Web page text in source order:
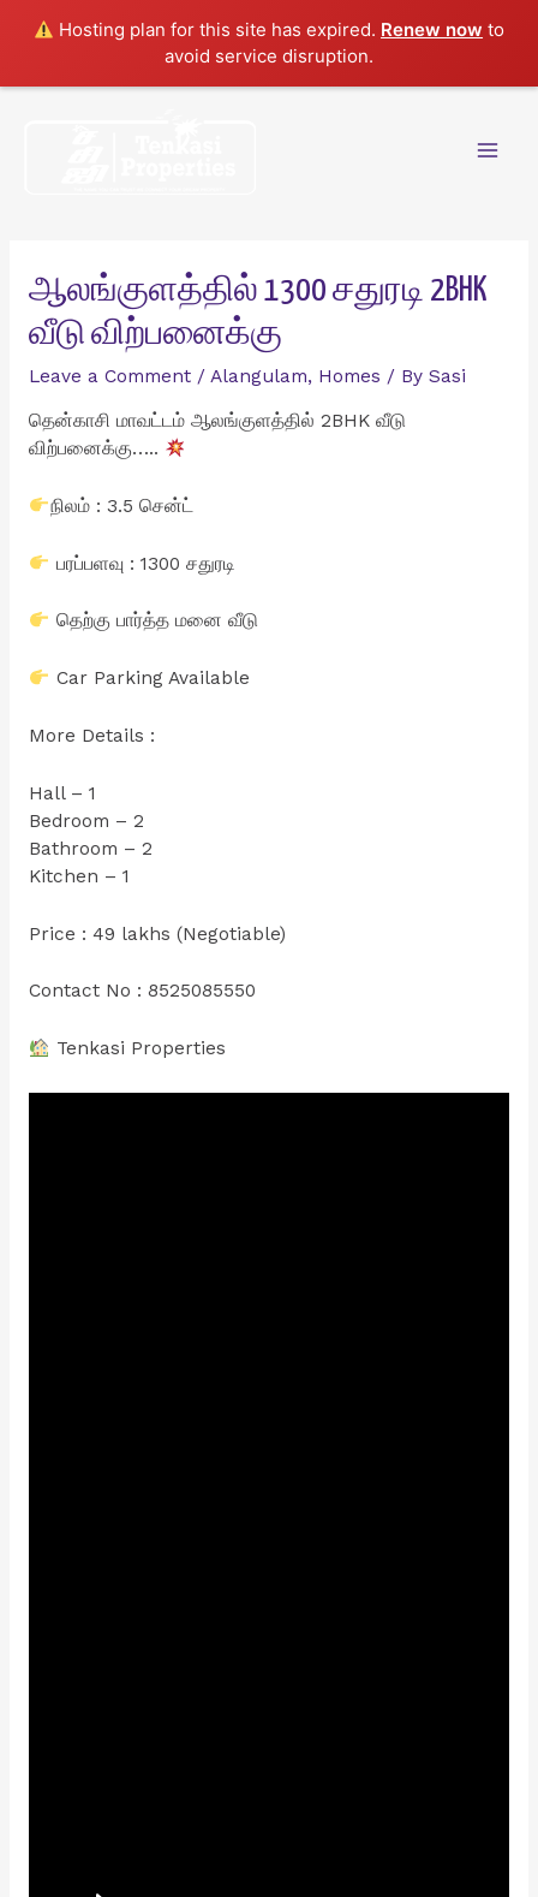
Hosting plan for this site has expired. Renew now to
avoid service disruption.
ஆலங்குளத்தில் 1300 சதுரடி 2BHK
வீடு விற்பனைக்கு
Leave a Comment / Alangulam, Homes / By Sasi
தென்காசி மாவட்டம் ஆலங்குளத்தில் 2BHK வீடு
விற்பனைக்கு…..
நிலம் : 3.5 சென்ட்
பரப்பளவு : 1300 சதுரடி
தெற்கு பார்த்த மனை வீடு
Car Parking Available
More Details :
Hall – 1
Bedroom – 2
Bathroom – 2
Kitchen – 1
Price : 49 lakhs (Negotiable)
Contact No : 8525085550
Tenkasi Properties